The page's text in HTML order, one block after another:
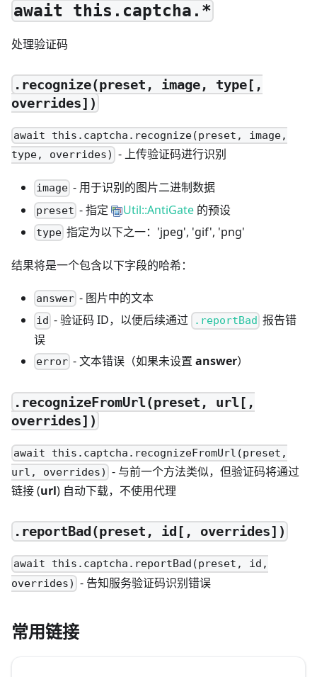
await this.captcha.*
处理验证码
.recognize(preset, image, type[,
overrides])
await this.captcha.recognize(preset, image,
type, overrides) - 上传验证码进行识别
image - 用于识别的图片二进制数据
preset - 指定 Util::AntiGate 的预设
type 指定为以下之一：'jpeg', 'gif', 'png'
结果将是一个包含以下字段的哈希：
answer - 图片中的文本
id - 验证码 ID，以便后续通过 .reportBad 报告错
误
error - 文本错误（如果未设置answer）
.recognizeFromUrl(preset, url[,
overrides])
await this.captcha.recognizeFromUrl(preset,
url, overrides) - 与前一个方法类似，但验证码将通过
链接 (url) 自动下载，不使用代理
.reportBad(preset, id[, overrides])
await this.captcha.reportBad(preset, id,
overrides) - 告知服务验证码识别错误
常用链接